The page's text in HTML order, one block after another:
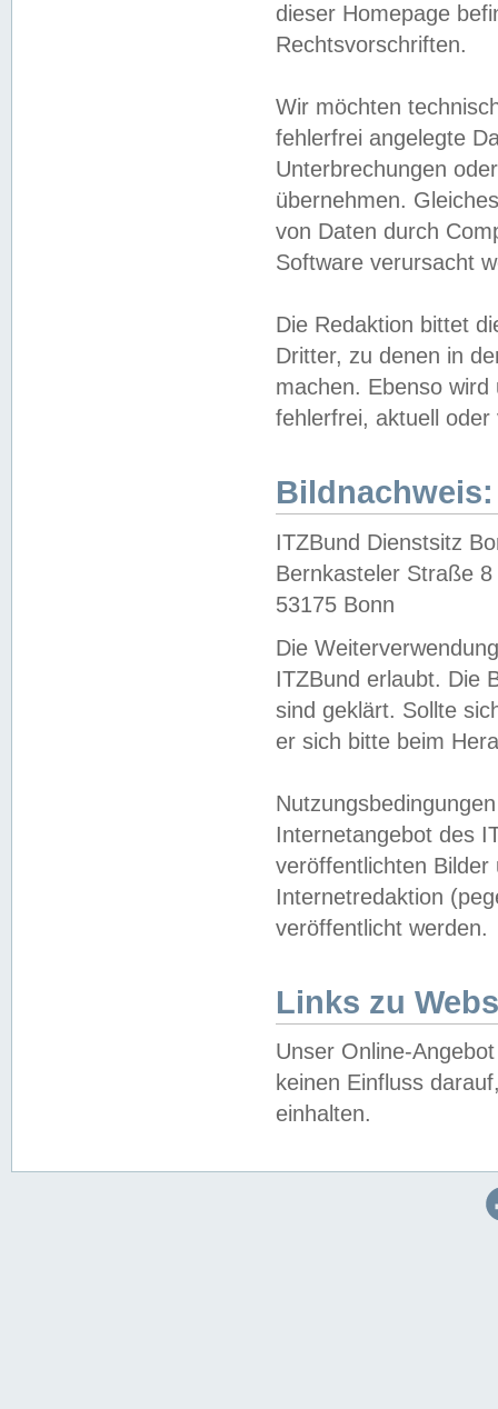
dieser Homepage
Rechtsvorschriften.
Wir möchten
fehlerfrei angelegte
Unterbrechungen
übernehmen.
von Daten durch
Software verursacht
Die Redaktion bittet
Dritter, zu denen in
machen. Ebenso
fehlerfrei, aktuell oder
Bildnachweis:
ITZBund Dienstsitz
Bernkasteler Straße 8
53175 Bonn
Die
ITZBund erlaubt. Die
sind geklärt. Sollte
er sich bitte beim
Internetangebot des
veröffentlichten
Internetredaktion
veröffentlicht werden.
Links zu
Unser Online-
keinen Einfluss
einhalten.